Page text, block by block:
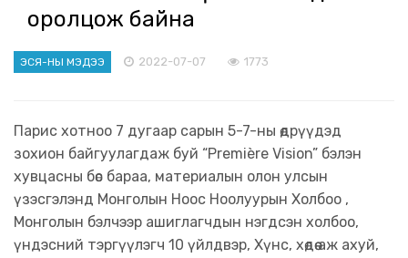
оролцож байна
ЭСЯ-НЫ МЭДЭЭ 2022-07-07 1773
Парис хотноо 7 дугаар сарын 5-7-ны өдрүүдэд
зохион байгуулагдаж буй “Première Vision” бэлэн
хувцасны бөс бараа, материалын олон улсын
үзэсгэлэнд Монголын Ноос Ноолуурын Холбоо ,
Монголын бэлчээр ашиглагчдын нэгдсэн холбоо,
үндэсний тэргүүлэгч 10 үйлдвэр, Хүнс, хөдөө аж ахуй,